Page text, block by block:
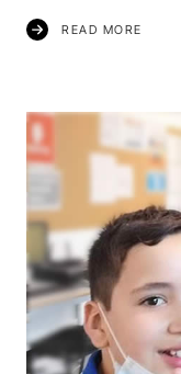
READ MORE